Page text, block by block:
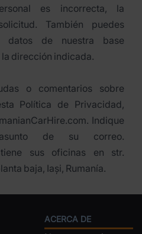
es incorrecta, la
También puedes
datos de nuestra base
dirección indicada.
o comentarios sobre
Política de Privacidad,
Indique
de su correo.
tiene sus oficinas en str.
baja, Iași, Rumanía.
ACERCA DE